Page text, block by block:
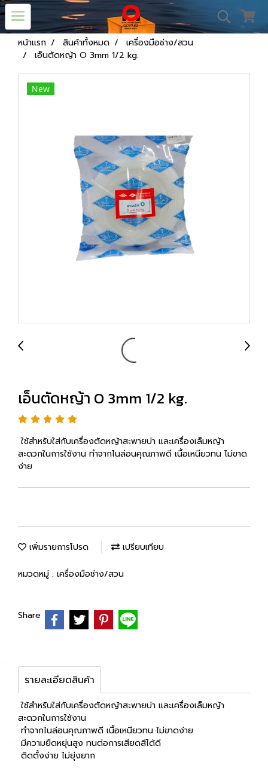
หน้าแรก สินค้าทั้งหมด
เครื่องมือช่าง/สวน
เอ็นตัดหญ้า O 3mm 1/2 kg.
New
เอ็นตัดหญ้า O 3mm 1/2 kg.
ใช้สำหรับใส่กับเครื่องตัดหญ้าสะพายบ่า และเครื่องเล็มหญ้า
สะดวกในการใช้งาน ทำจากไนล่อนคุณภาพดี เนื้อเหนียวทน ไม่ขาด
ง่าย
เพิ่มรายการโปรด เปรียบเทียบ
หมวดหมู่ : เครื่องมือช่าง/สวน
Share
รายละเอียดสินค้า
ใช้สำหรับใส่กับเครื่องตัดหญ้าสะพายบ่า และเครื่องเล็มหญ้า
สะดวกในการใช้งาน
ทำจากไนล่อนคุณภาพดี เนื้อเหนียวทน ไม่ขาดง่าย
มีความยืดหยุ่นสูง ทนต่อการเสียดสีได้ดี
ติดตั้งง่าย ไม่ยุ่งยาก